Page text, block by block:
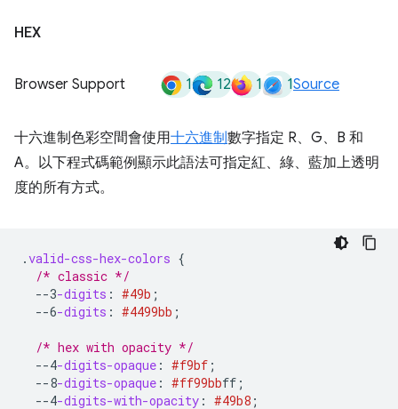
HEX
Browser Support 1 12 1 1Source
十六進制色彩空間會使用十六進制數字指定 R、G、B 和
A。以下程式碼範例顯示此語法可指定紅、綠、藍加上透明
度的所有方式。
.valid-css-hex-colors {
/* classic */
--3-digits : #49b ;
--6-digits : #4499bb ;
/* hex with opacity */
--4-digits-opaque : #f9bf ;
--8-digits-opaque : #ff99bbff ;
--4-digits-with-opacity : #49b8 ;